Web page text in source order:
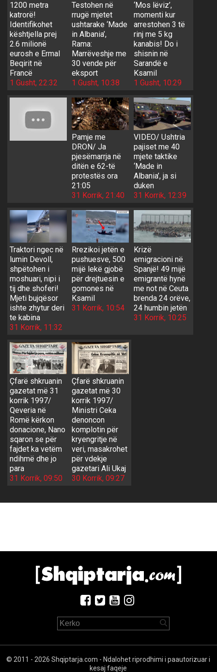
1200 metra
katrorë!
Identifikohet
kështjella prej
2.6 milionë
eurosh e Ermal
Beqirit në
Francë
1 Gusht, 22:32
Testohen në
rrugë mjetet
ushtarake ‘Made
in Albania’,
Rama:
Marrëveshje me
30 vende për
eksport
1 Gusht, 10:38
‘Mos lëviz’,
momenti kur
arrestohen 3 të
rinj me 5 kg
kanabis! Do i
shisnin në
Sarandë e
Ksamil
1 Gusht, 10:29
Pamje me
DRON/ Ja
pjesëmarrja në
ditën e 62-të
protestës ora
21:05
31 Korrik, 21:40
VIDEO/ Ushtria
pajiset me 40
mjete taktike
‘Made in
Albania’, ja si
duken
31 Korrik, 12:39
Traktori ngec në
lumin Devoll,
shpëtohen i
moshuari, nipi i
tij dhe shoferi!
Mjeti bujqësor
ishte zhytur deri
te kabina
31 Korrik, 11:32
Rrezikoi jetën e
pushuesve, 500
mijë lekë gjobë
për drejtuesin e
gomones në
Ksamil
31 Korrik, 10:54
Krizë
emigracioni në
Spanjë! 49 mijë
emigrantë hynë
me not në Ceuta
brenda 24 orëve,
24 humbin jetën
31 Korrik, 10:25
Çfarë shkruanin
gazetat më 31
korrik 1997/
Qeveria në
Romë kërkon
donacione, Nano
sqaron se për
fajdet ka vetëm
ndihmë dhe jo
para
31 Korrik, 09:50
Çfarë shkruanin
gazetat më 30
korrik 1997/
Ministri Ceka
denoncon
komplotin për
kryengritje në
veri, masakrohet
për vdekje
gazetari Ali Ukaj
30 Korrik, 09:27
© 2011 - 2026 Shqiptarja.com - Ndalohet riprodhimi i paautorizuar i
kesaj faqeje